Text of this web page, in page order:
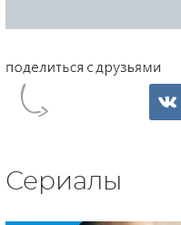
Сериалы